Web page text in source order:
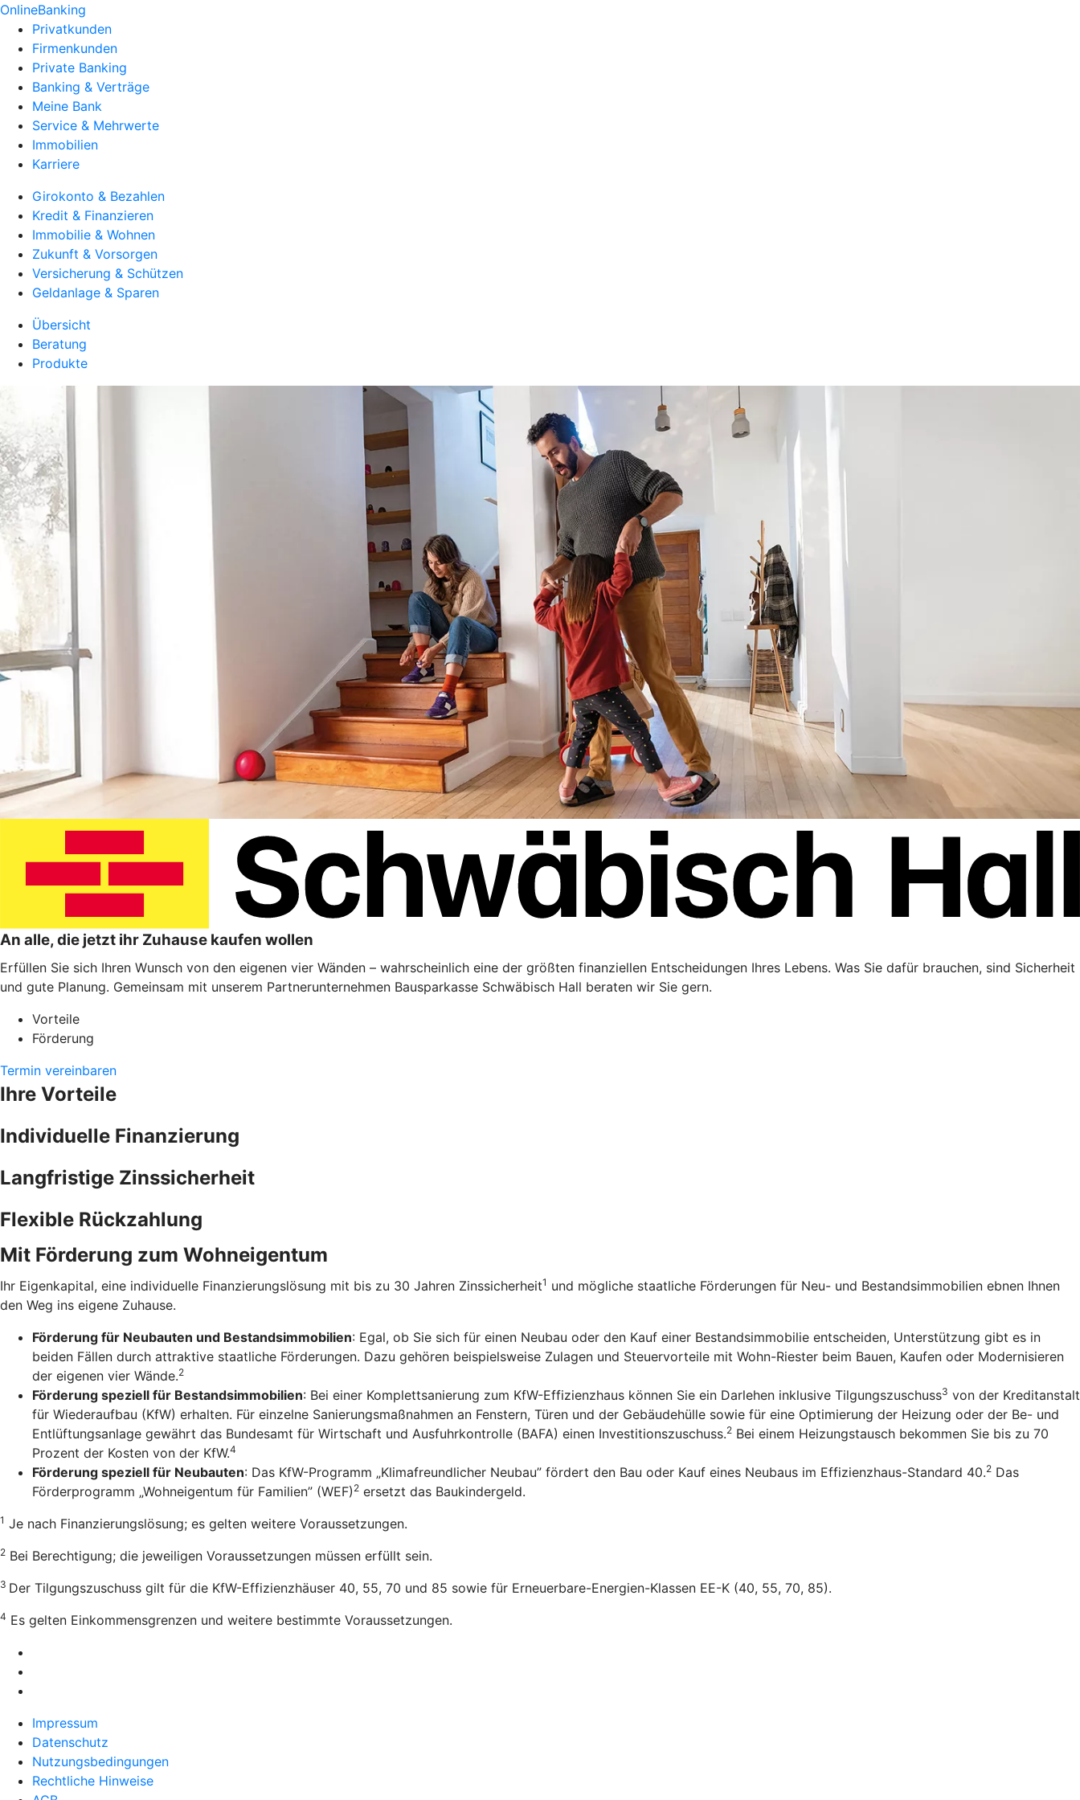
OnlineBanking
Privatkunden
Firmenkunden
Private Banking
Banking & Verträge
Meine Bank
Service & Mehrwerte
Immobilien
Karriere
Girokonto & Bezahlen
Kredit & Finanzieren
Immobilie & Wohnen
Zukunft & Vorsorgen
Versicherung & Schützen
Geldanlage & Sparen
Übersicht
Beratung
Produkte
An alle, die jetzt ihr Zuhause kaufen wollen
Erfüllen Sie sich Ihren Wunsch von den eigenen vier Wänden – wahrscheinlich eine der größten finanziellen Entscheidungen Ihres Lebens. Was Sie dafür brauchen, sind Sicherheit
und gute Planung. Gemeinsam mit unserem Partnerunternehmen Bausparkasse Schwäbisch Hall beraten wir Sie gern.
Vorteile
Förderung
Termin vereinbaren
Ihre Vorteile
Individuelle Finanzierung
Langfristige Zinssicherheit
Flexible Rückzahlung
Mit Förderung zum Wohneigentum
Ihr Eigenkapital, eine individuelle Finanzierungslösung mit bis zu 30 Jahren Zinssicherheit1 und mögliche staatliche Förderungen für Neu- und Bestandsimmobilien ebnen Ihnen
den Weg ins eigene Zuhause.
Förderung für Neubauten und Bestandsimmobilien: Egal, ob Sie sich für einen Neubau oder den Kauf einer Bestandsimmobilie entscheiden, Unterstützung gibt es in
beiden Fällen durch attraktive staatliche Förderungen. Dazu gehören beispielsweise Zulagen und Steuervorteile mit Wohn-Riester beim Bauen, Kaufen oder Modernisieren
der eigenen vier Wände.2
Förderung speziell für Bestandsimmobilien: Bei einer Komplettsanierung zum KfW-Effizienzhaus können Sie ein Darlehen inklusive Tilgungszuschuss3 von der Kreditanstalt
für Wiederaufbau (KfW) erhalten. Für einzelne Sanierungsmaßnahmen an Fenstern, Türen und der Gebäudehülle sowie für eine Optimierung der Heizung oder der Be- und
Entlüftungsanlage gewährt das Bundesamt für Wirtschaft und Ausfuhrkontrolle (BAFA) einen Investitionszuschuss.2 Bei einem Heizungstausch bekommen Sie bis zu 70
Prozent der Kosten von der KfW.4
Förderung speziell für Neubauten: Das KfW-Programm „Klimafreundlicher Neubau” fördert den Bau oder Kauf eines Neubaus im Effizienzhaus-Standard 40.2 Das
Förderprogramm „Wohneigentum für Familien” (WEF) 2 ersetzt das Baukindergeld.
1 Je nach Finanzierungslösung; es gelten weitere Voraussetzungen.
2 Bei Berechtigung; die jeweiligen Voraussetzungen müssen erfüllt sein.
3 Der Tilgungszuschuss gilt für die KfW-Effizienzhäuser 40, 55, 70 und 85 sowie für Erneuerbare-Energien-Klassen EE-K (40, 55, 70, 85).
4 Es gelten Einkommensgrenzen und weitere bestimmte Voraussetzungen.
Impressum
Datenschutz
Nutzungsbedingungen
Rechtliche Hinweise